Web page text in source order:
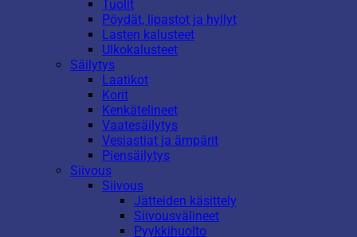
Tuolit
Pöydät, lipastot ja hyllyt
Lasten kalusteet
Ulkokalusteet
Säilytys
Laatikot
Korit
Kenkätelineet
Vaatesäilytys
Vesiastiat ja ämpärit
Piensäilytys
Siivous
Siivous
Jätteiden käsittely
Siivousvälineet
Pyykkihuolto